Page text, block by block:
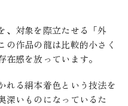
、対象を際立たせる「外
の作品の龍は比較的小さく
感を放っています。
れる絹本着色という技法を
深いものになっているた